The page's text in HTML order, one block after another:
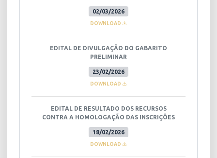
02/03/2026
DOWNLOAD
23/02/2026
EDITAL DE DIVULGAÇÃO DO GABARITO
PRELIMINAR
DOWNLOAD
18/02/2026
EDITAL DE RESULTADO DOS RECURSOS
CONTRA A HOMOLOGAÇÃO DAS INSCRIÇÕES
DOWNLOAD